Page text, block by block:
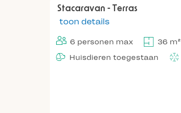
Stacaravan - Terras
toon details
6 personen max 36 m²
Huisdieren toegestaan